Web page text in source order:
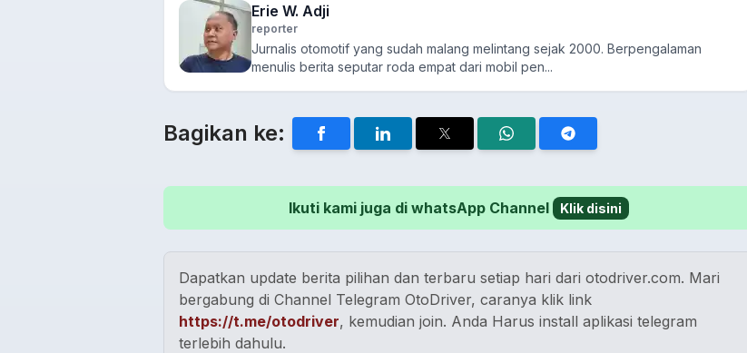
Erie W. Adji
reporter
Jurnalis otomotif yang sudah malang melintang sejak 2000. Berpengalaman
menulis berita seputar roda empat dari mobil pen...
Bagikan ke:
Ikuti kami juga di whatsApp Channel Klik disini
Dapatkan update berita pilihan dan terbaru setiap hari dari otodriver.com. Mari
bergabung di Channel Telegram OtoDriver, caranya klik link
https://t.me/otodriver, kemudian join. Anda Harus install aplikasi telegram
terlebih dahulu.